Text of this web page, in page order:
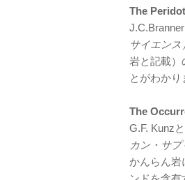
The
サイエンス
岩と記載）
とがわかり
The
G.F. Kunz
カン・サプ
かんらん